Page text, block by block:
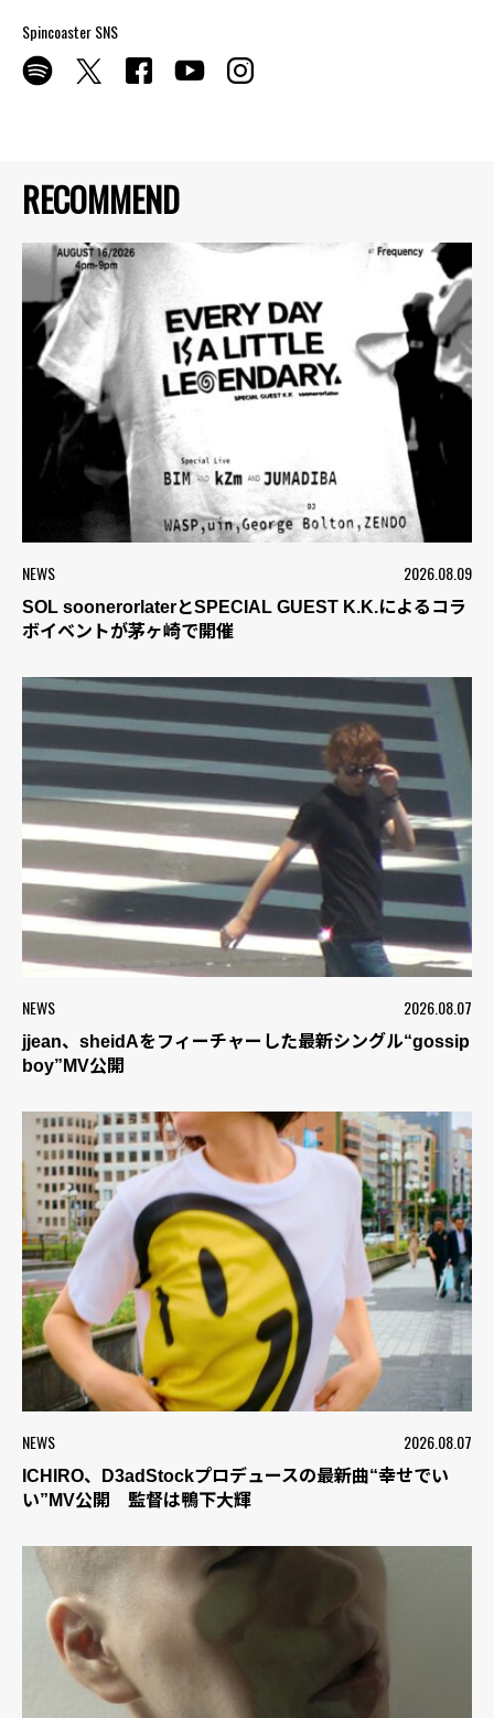
RECOMMEND
NEWS 2026.08.09
SOL soonerorlaterとSPECIAL GUEST K.K.によるコラ
ボイベントが茅ヶ崎で開催
NEWS 2026.08.07
jjean、sheidAをフィーチャーした最新シングル“gossip
boy”MV公開
NEWS 2026.08.07
ICHIRO、D3adStockプロデュースの最新曲“幸せでい
い”MV公開 監督は鴨下大輝
Spincoaster SNS